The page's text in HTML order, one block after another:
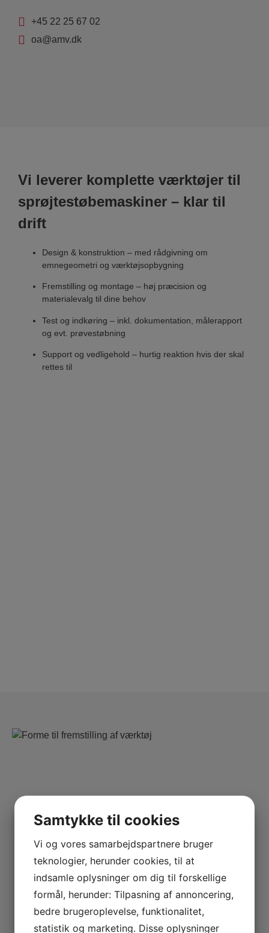
+45 22 25 67 02
oa@amv.dk
Vi leverer komplette værktøjer til
sprøjtestøbemaskiner – klar til
drift
Design & konstruktion – med rådgivning om
emnegeometri og værktøjsopbygning
Fremstilling og montage – høj præcision og
materialevalg til dine behov
Test og indkøring – inkl. dokumentation, målerapport
og evt. prøvestøbning
Support og vedligehold – hurtig reaktion hvis der skal
rettes til
Samtykke til cookies
Vi og vores samarbejdspartnere bruger
teknologier, herunder cookies, til at
indsamle oplysninger om dig til forskellige
formål, herunder: Tilpasning af annoncering,
bedre brugeroplevelse, funktionalitet,
statistik og marketing. Disse oplysninger